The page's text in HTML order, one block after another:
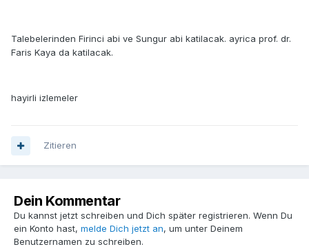
Talebelerinden Firinci abi ve Sungur abi katilacak. ayrica prof. dr.
Faris Kaya da katilacak.
hayirli izlemeler
Zitieren
Dein Kommentar
Du kannst jetzt schreiben und Dich später registrieren. Wenn Du
ein Konto hast, melde Dich jetzt an, um unter Deinem
Benutzernamen zu schreiben.